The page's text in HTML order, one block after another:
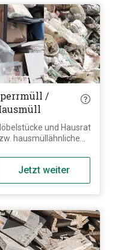
zum Bauschutt
zu den
getrennt entsorgt
und können nicht
anderen
Materialien
werden.
/
und Hausrat
hausmüllähnliche
Abfälle,
Batterien,
o.Ä.
Jetzt weiter